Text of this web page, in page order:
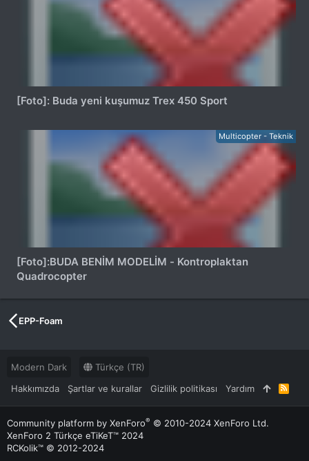
[Foto]: Buda yeni kuşumuz Trex 450 Sport
Multicopter - Teknik
[Foto]:BUDA BENİM MODELİM - Kontroplaktan
Quadrocopter
EPP-Foam
Modern Dark
Türkçe (TR)
Hakkımızda
Şartlar ve kurallar Gizlilik politikası Yardım
R
S
Community platform by XenForo® © 2010-2024 XenForo Ltd.
XenForo 2 Türkçe eTiKeT™ 2024
RCKolik™ © 2012-2024